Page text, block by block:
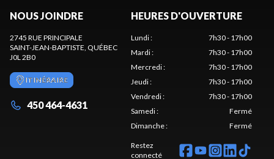
NOUS JOINDRE
2745 RUE PRINCIPALE
SAINT-JEAN-BAPTISTE , QUÉBEC
J0L 2B0
ITINÉRAIRE
450 464-4631
HEURES D'OUVERTURE
Lundi:
7h30 - 17h00
Mardi:
7h30 - 17h00
Mercredi:
7h30 - 17h00
Jeudi:
7h30 - 17h00
Vendredi:
7h30 - 17h00
Samedi:
Fermé
Dimanche: Fermé
Restez
connecté